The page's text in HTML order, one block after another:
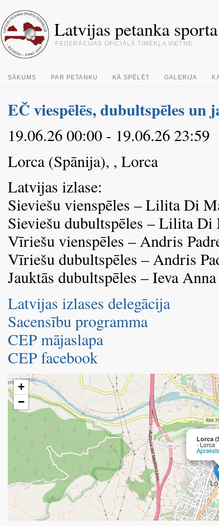
Latvijas petanka
FEDERĀCIJAS OFICIĀLĀ TĪMEKĻA VIETNE
SĀKUMS PAR PETANKU KĀ SPĒLĒT GALERIJA
EČ viespēlēs, dubultspēles un
19.06.26 00:00 - 19.06.26 23:59
Lorca (Spānija), , Lorca
Latvijas izlase:
Sieviešu vienspēles – Lilita Di
Sieviešu dubultspēles – Lilita
Vīriešu vienspēles – Andris
Vīriešu dubultspēles – Andris
Jauktās dubultspēles – Ieva
Latvijas izlases delegācija
Sacensību programma
CEP mājaslapa
CEP facebook
Lorca
- Lorca
Apraksts
+
−